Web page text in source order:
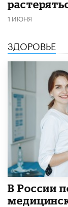
1 ИЮНЯ
ЗДОРОВЬЕ
В России